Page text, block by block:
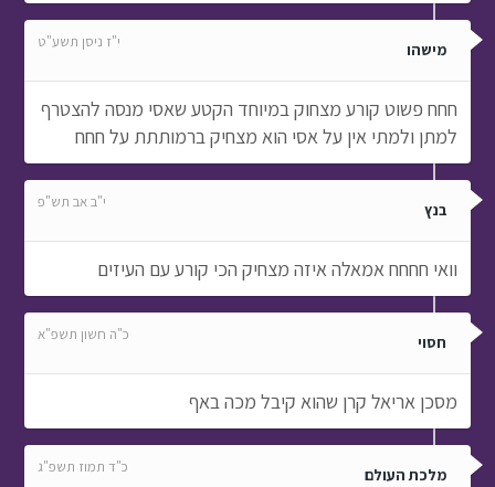
מישהו י"ז ניסן תשע"ט
חחח פשוט קורע מצחוק במיוחד הקטע שאסי מנסה להצטרף
למתן ולמתי אין על אסי הוא מצחיק ברמותתת על חחח
בנץ י"ב אב תש"פ
וואי חחחח אמאלה איזה מצחיק הכי קורע עם העיזים
חסוי כ"ה חשון תשפ"א
מסכן אריאל קרן שהוא קיבל מכה באף
מלכת העולם כ"ד תמוז תשפ"ג